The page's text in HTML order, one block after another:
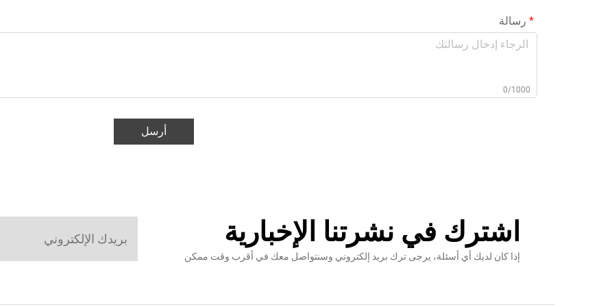
رسالة
0/1000
أرسل
اشترك في نشرتنا الإخبارية
إذا كان لديك أي أسئلة، يرجى ترك بريد إلكتروني وسنتواصل معك في أقرب وقت ممكن